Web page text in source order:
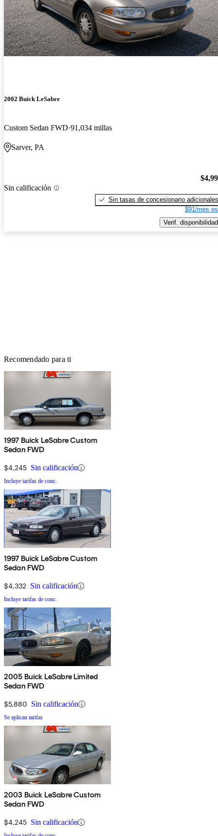
2002 Buick LeSabre
Custom Sedan FWD 91,034 millas
Sarver, PA
Sin calificación
Sin tasas de concesionario adicionales
$91/mes
Verif. disponibilidad
Recomendado para ti
1997 Buick LeSabre Custom
Sedan FWD
$4,245 Sin calificación
Incluye tarifas de conc.
1997 Buick LeSabre Custom
Sedan FWD
$4,332 Sin calificación
Incluye tarifas de conc.
2005 Buick LeSabre Limited
Sedan FWD
$5,880 Sin calificación
Se aplican tarifas
2003 Buick LeSabre Custom
Sedan FWD
$4,245 Sin calificación